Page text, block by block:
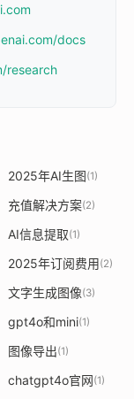
docs
research
2025年AI生图(1)
充值解决方案(2)
AI信息提取(1)
2025年订阅费用(2)
文字生成图像(3)
gpt4o和mini(1)
图像导出(1)
(1)
chatgpt4o官网(1)